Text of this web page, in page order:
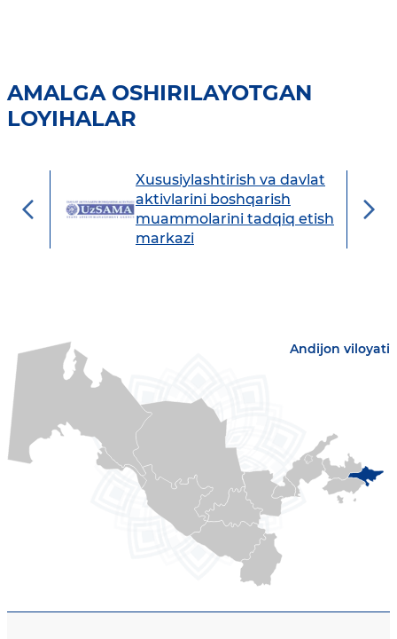
AMALGA OSHIRILAYOTGAN
LOYIHALAR
Xususiylashtirish va davlat
aktivlarini boshqarish
muammolarini tadqiq etish
markazi
Andijon viloyati